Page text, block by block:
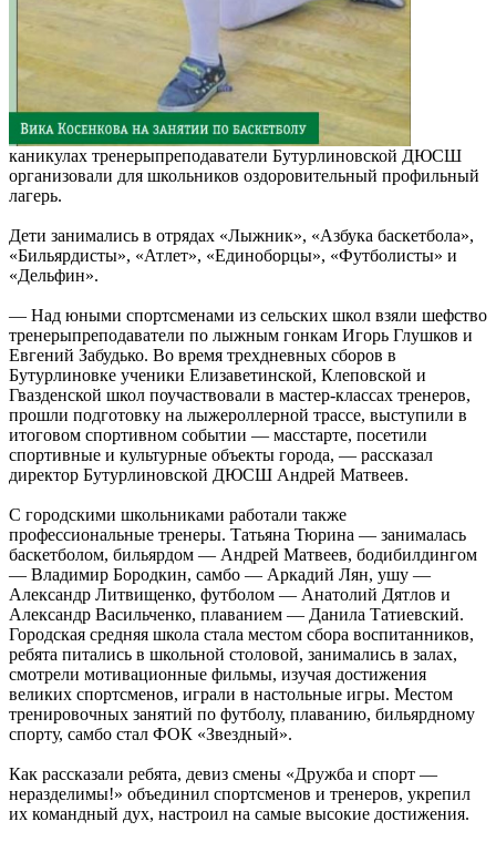
каникулах тренерыпреподаватели Бутурлиновской ДЮСШ
организовали для школьников оздоровительный профильный
лагерь.
Дети занимались в отрядах «Лыжник», «Азбука баскетбола»,
«Бильярдисты», «Атлет», «Единоборцы», «Футболисты» и
«Дельфин».
— Над юными спортсменами из сельских школ взяли шефство
тренерыпреподаватели по лыжным гонкам Игорь Глушков и
Евгений Забудько. Во время трехдневных сборов в
Бутурлиновке ученики Елизаветинской, Клеповской и
Гвазденской школ поучаствовали в мастер-классах тренеров,
прошли подготовку на лыжероллерной трассе, выступили в
итоговом спортивном событии — масстарте, посетили
спортивные и культурные объекты города, — рассказал
директор Бутурлиновской ДЮСШ Андрей Матвеев.
С городскими школьниками работали также
профессиональные тренеры. Татьяна Тюрина — занималась
баскетболом, бильярдом — Андрей Матвеев, бодибилдингом
— Владимир Бородкин, самбо — Аркадий Лян, ушу —
Александр Литвищенко, футболом — Анатолий Дятлов и
Александр Васильченко, плаванием — Данила Татиевский.
Городская средняя школа стала местом сбора воспитанников,
ребята питались в школьной столовой, занимались в залах,
смотрели мотивационные фильмы, изучая достижения
великих спортсменов, играли в настольные игры. Местом
тренировочных занятий по футболу, плаванию, бильярдному
спорту, самбо стал ФОК «Звездный».
Как рассказали ребята, девиз смены «Дружба и спорт —
неразделимы!» объединил спортсменов и тренеров, укрепил
их командный дух, настроил на самые высокие достижения.